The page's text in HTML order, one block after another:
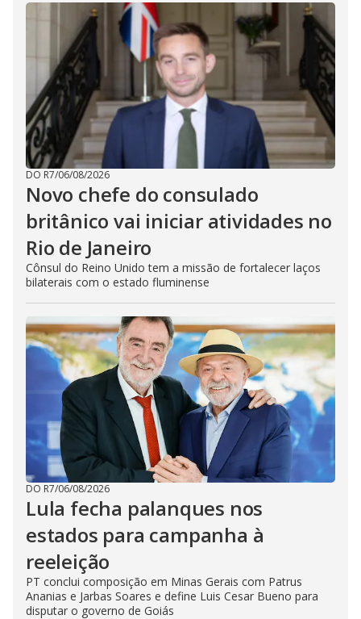
DO R7/06/08/2026
Novo chefe do consulado
britânico vai iniciar atividades no
Rio de Janeiro
Cônsul do Reino Unido tem a missão de fortalecer laços
bilaterais com o estado fluminense
DO R7/06/08/2026
Lula fecha palanques nos
estados para campanha à
reeleição
PT conclui composição em Minas Gerais com Patrus
Ananias e Jarbas Soares e define Luis Cesar Bueno para
disputar o governo de Goiás